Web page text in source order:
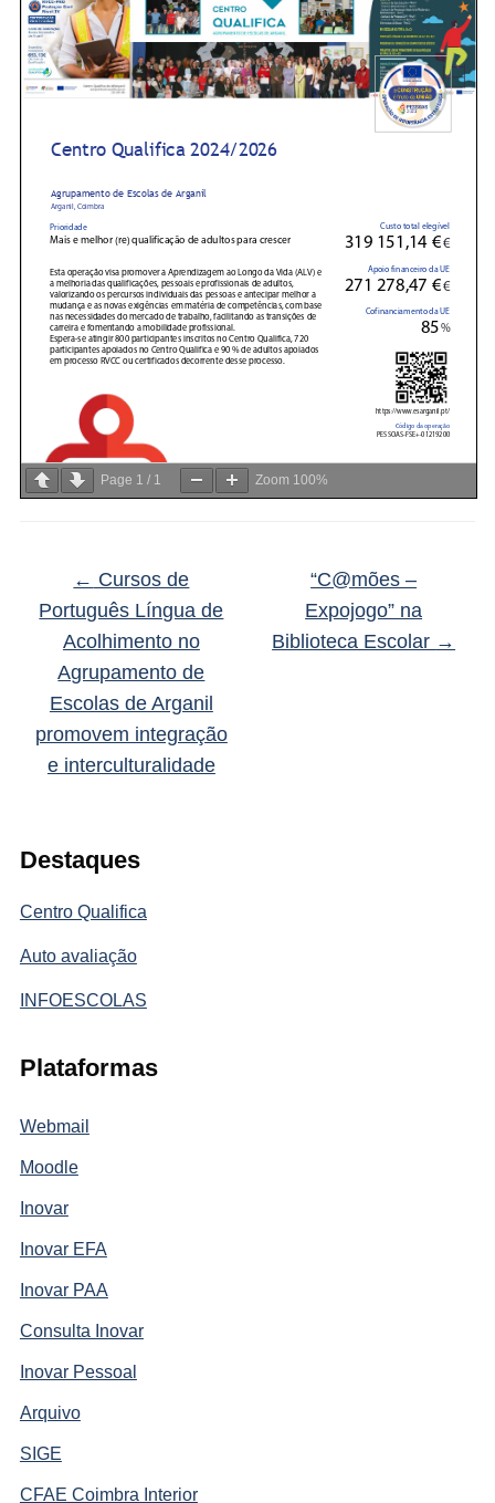
Destaques
Centro Qualifica
Auto avaliação
INFOESCOLAS
Plataformas
Webmail
Moodle
Inovar
Inovar EFA
Inovar PAA
Consulta Inovar
Inovar Pessoal
Arquivo
SIGE
CFAE Coimbra Interior
Page 1 / 1 Zoom 100%
← Cursos de
Português Língua de
Acolhimento no
Agrupamento de
Escolas de Arganil
promovem integração
e interculturalidade
“C@mões –
Expojogo” na
Biblioteca Escolar →